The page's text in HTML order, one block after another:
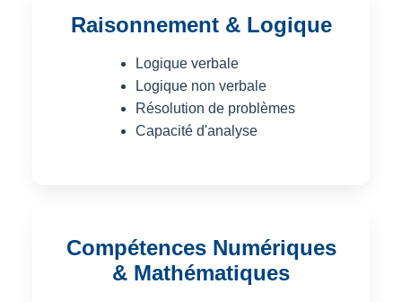
Raisonnement & Logique
Logique verbale
Logique non verbale
Résolution de problèmes
Capacité d'analyse
Compétences Numériques
& Mathématiques